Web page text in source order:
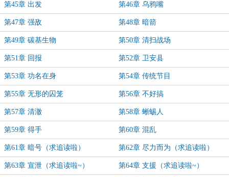
第45章 出发 第46章 乌鸦嘴
第47章 强敌 第48章 暗箭
第49章 碳基生物 第50章 清扫战场
第51章 回报 第52章 卫安县
第53章 功名在身 第54章 传统节目
第55章 无形的囚笼 第56章 不好搞
第57章 清澈 第58章 蜥蜴人
第59章 得手 第60章 混乱
第61章 暗号（求追读啦） 第62章 尽力而为（求追读啦）
第63章 宣泄（求追读啦~） 第64章 支援（求追读啦~）